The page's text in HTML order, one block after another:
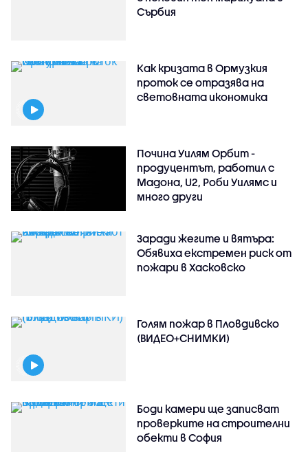
Сърбия
Как кризата в Ормузкия
проток се отразява на
световната икономика
Почина Уилям Орбит -
продуцентът, работил с
Мадона, U2, Роби Уилямс и
много други
Заради жегите и вятъра:
Обявиха екстремен риск от
пожари в Хасковско
Голям пожар в Пловдивско
(ВИДЕО+СНИМКИ)
Боди камери ще записват
проверките на строителни
обекти в София